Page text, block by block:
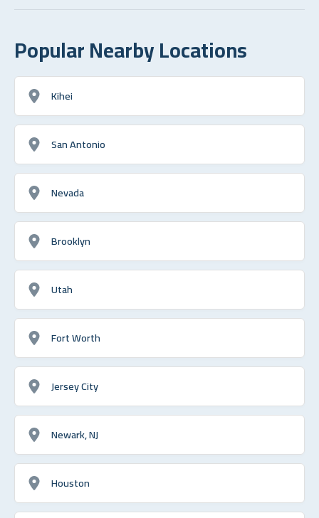
Popular Nearby Locations
Kihei
San Antonio
Nevada
Brooklyn
Utah
Fort Worth
Jersey City
Newark, NJ
Houston